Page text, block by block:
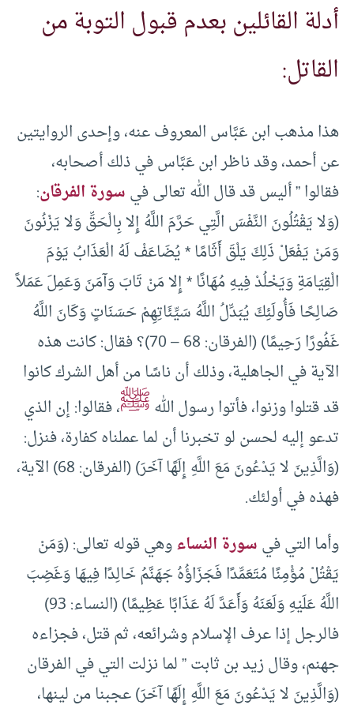
أدلة القائلين بعدم قبول التوبة من
القاتل:
هذا مذهب ابن عَبَّاس المعروف عنه، وإحدى الروايتين
عن أحمد، وقد ناظر ابن عَبَّاس في ذلك أصحابه،
فقالوا ” أليس قد قال الله تعالى فيسورة الفرقان:
(وَلا يَقْتُلُونَ النَّفْسَ الَّتِي حَرَّمَ اللَّهُ إِلا بِالْحَقِّ وَلا يَزْنُونَ
وَمَنْ يَفْعَلْ ذَلِكَ يَلْقَ أَثَامًا * يُضَاعَفْ لَهُ الْعَذَابُ يَوْمَ
الْقِيَامَةِ وَيَخْلُدْ فِيهِ مُهَانًا * إِلا مَنْ تَابَ وَآمَنَ وَعَمِلَ عَمَلاً
صَالِحًا فَأُولَئِكَ يُبَدِّلُ اللَّهُ سَيِّئَاتِهِمْ حَسَنَاتٍ وَكَانَ اللَّهُ
غَفُورًا رَحِيمًا) (الفرقان: 68 – 70)؟ فقال: كانت هذه
الآية في الجاهلية، وذلك أن ناسًا من أهل الشرك كانوا
قد قتلوا وزنوا، فأتوا رسول اللهﷺ، فقالوا: إن الذي
تدعو إليه لحسن لو تخبرنا أن لما عملناه كفارة، فنزل:
(وَالَّذِينَ لا يَدْعُونَ مَعَ اللَّهِ إِلَهًا آخَرَ) (الفرقان: 68) الآية،
فهذه في أولئك.
وأما التي فيسورة النساءوهي قوله تعالى: (وَمَنْ
يَقْتُلْ مُؤْمِنًا مُتَعَمِّدًا فَجَزَاؤُهُ جَهَنَّمُ خَالِدًا فِيهَا وَغَضِبَ
اللَّهُ عَلَيْهِ وَلَعَنَهُ وَأَعَدَّ لَهُ عَذَابًا عَظِيمًا) (النساء: 93)
فالرجل إذا عرف الإسلام وشرائعه، ثم قتل، فجزاءه
جهنم، وقال زيد بن ثابت ” لما نزلت التي في الفرقان
(وَالَّذِينَ لا يَدْعُونَ مَعَ اللَّهِ إِلَهًا آخَرَ) عجبنا من لينها،